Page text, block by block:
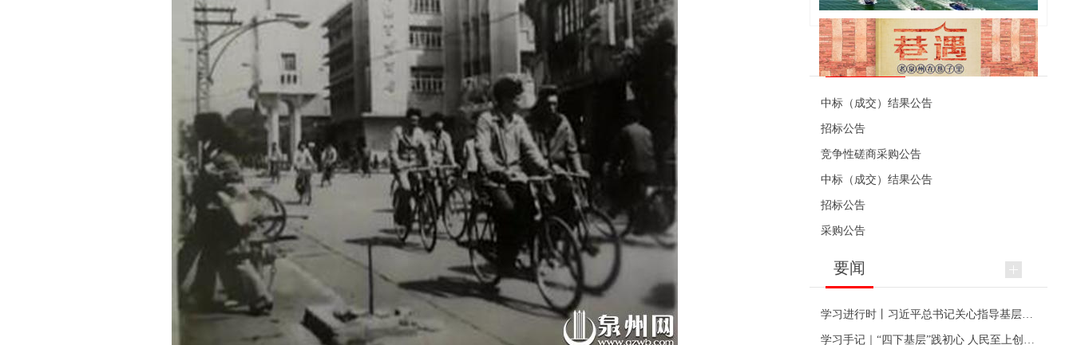
便民资讯
中标（成交）结果公告
招标公告
竞争性磋商采购公告
中标（成交）结果公告
招标公告
采购公告
要闻